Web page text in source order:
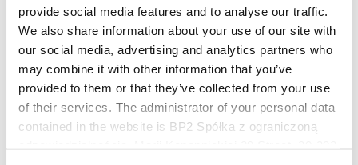
provide social media features and to analyse our traffic.
We also share information about your use of our site with
our social media, advertising and analytics partners who
may combine it with other information that you’ve
provided to them or that they’ve collected from your use
of their services. The administrator of your personal data
contained in the website is BP2 Spółka z ograniczoną
Pomocne linki